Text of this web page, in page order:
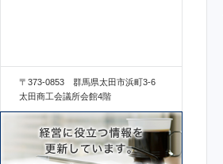
〒373-0853 群馬県太田市浜町3-6
太田商工会議所会館4階